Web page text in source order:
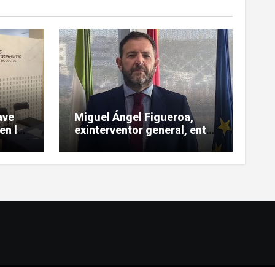
la
Miguel Ángel Figueroa,
exinterventor general, entre
los investigados en la pieza
SEPI